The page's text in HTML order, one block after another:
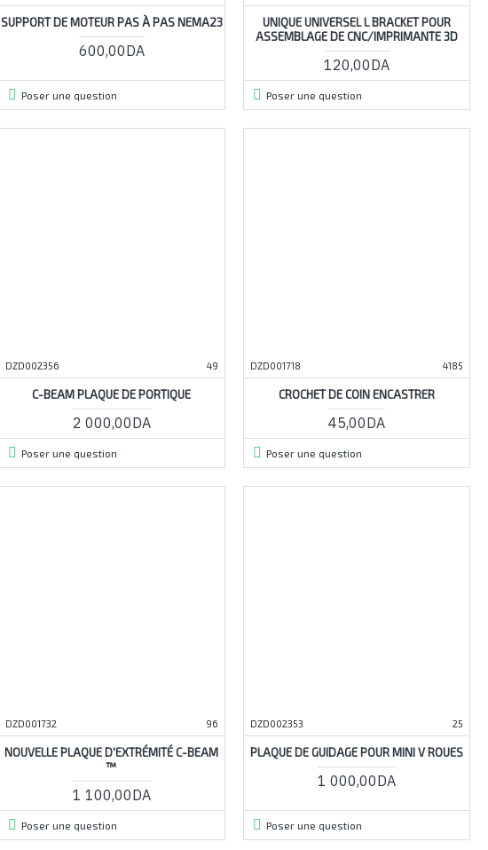
SUPPORT DE MOTEUR PAS À PAS NEMA23
600,00DA
Poser une question
UNIQUE UNIVERSEL L BRACKET POUR
ASSEMBLAGE DE CNC/IMPRIMANTE 3D
120,00DA
Poser une question
DZD002356 49
C-BEAM PLAQUE DE PORTIQUE
2 000,00DA
Poser une question
DZD001718 4185
CROCHET DE COIN ENCASTRER
45,00DA
Poser une question
DZD001732 96
NOUVELLE PLAQUE D'EXTRÉMITÉ C-BEAM
™
1 100,00DA
Poser une question
DZD002353 25
PLAQUE DE GUIDAGE POUR MINI V ROUES
1 000,00DA
Poser une question